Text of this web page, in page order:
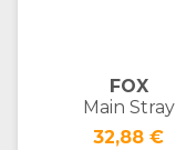
FOX
Main Stray
Prix
32,88 €